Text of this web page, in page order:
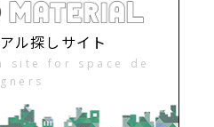
ル探しサイト
site for space de